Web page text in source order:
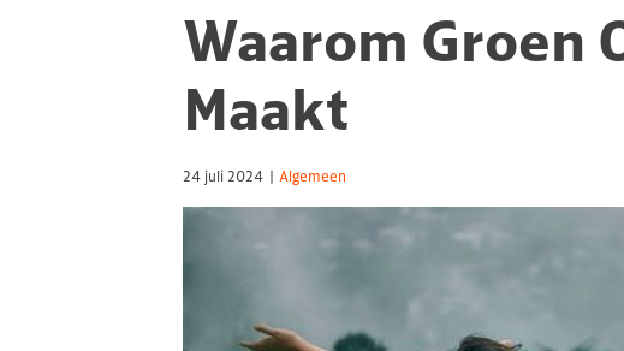
Waarom Groen
Maakt
24 juli 2024 | Algemeen